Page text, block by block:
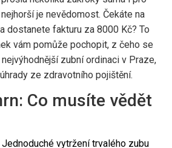
je nevědomost. Čekáte na
dostanete fakturu za 8000 Kč? To
vám pomůže pochopit, z čeho se
zubní ordinaci v Praze,
ze zdravotního pojištění.
Co musíte vědět
Jednoduché vytržení trvalého zubu